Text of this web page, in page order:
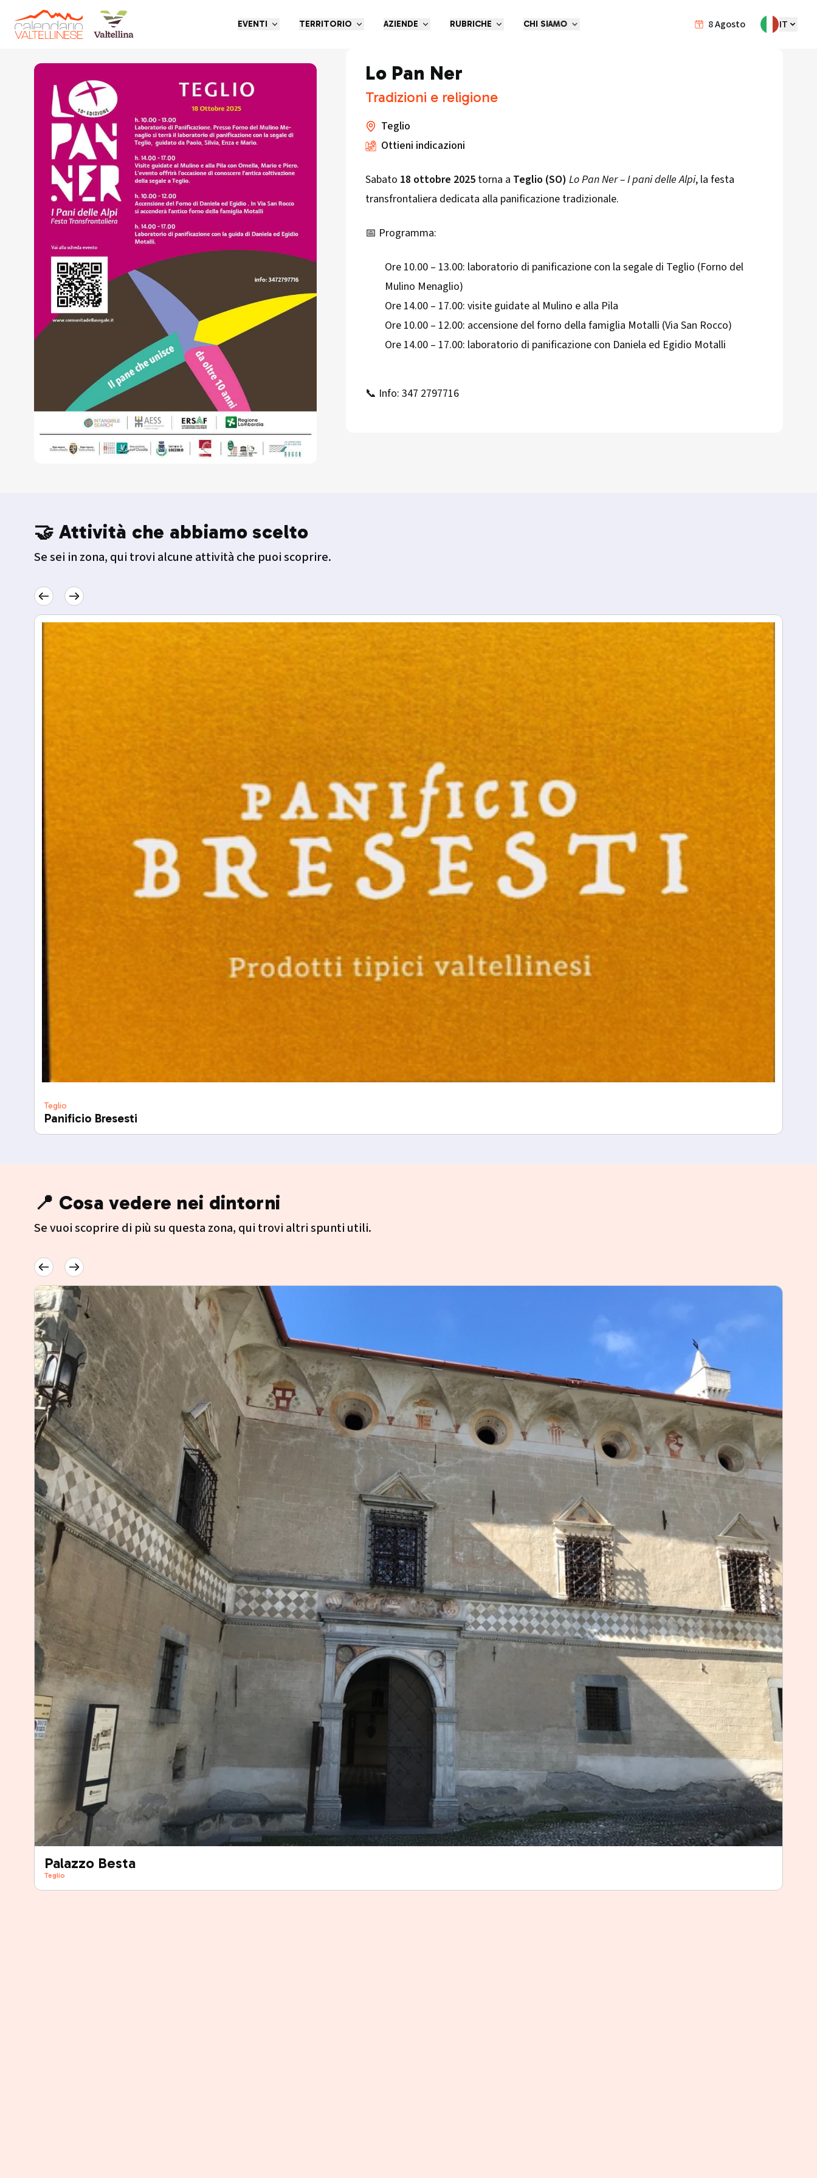
8Agosto IT
EVENTI TERRITORIO AZIENDE RUBRICHE CHI SIAMO
Torna indietro
Lo Pan Ner
Tradizioni e religione
Teglio
Ottieni indicazioni
Sabato 18 ottobre 2025 torna a Teglio (SO) Lo Pan Ner – I pani delle Alpi, la festa
transfrontaliera dedicata alla panificazione tradizionale.
📅 Programma:
Ore 10.00 – 13.00: laboratorio di panificazione con la segale di Teglio (Forno del
Mulino Menaglio)
Ore 14.00 – 17.00: visite guidate al Mulino e alla Pila
Ore 10.00 – 12.00: accensione del forno della famiglia Motalli (Via San Rocco)
Ore 14.00 – 17.00: laboratorio di panificazione con Daniela ed Egidio Motalli
📞 Info: 347 2797716
🤝 Attività che abbiamo scelto
Se sei in zona, qui trovi alcune attività che puoi scoprire.
Teglio
Panificio Bresesti
📍 Cosa vedere nei dintorni
Se vuoi scoprire di più su questa zona, qui trovi altri spunti utili.
Palazzo Besta
Teglio